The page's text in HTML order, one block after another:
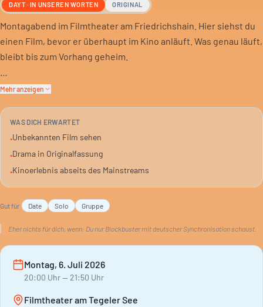
DAYT · IN UNSEREN WORTEN ORIGINAL
Montagabend im Filmtheater am Friedrichshain. Hier siehst du
einen Film, bevor er überhaupt im Kino anläuft. Was genau läuft,
bleibt bis zum Vorhang geheim.
Es ist immer ein Drama. Immer in Originalsprache mit
die es vielleicht nicht in den Mainstream schaffen.
Das Filmtheater am Friedrichshain ist ein Klassiker. Klein,
abseits des Blockbuster-Einerleis.
Nimm dir Zeit. Lass dich überraschen. Ein Abend für Cineasten,
die das Unbekannte schätzen.
Mehr anzeigen
WAS DICH ERWARTET
•Unbekannten Film sehen
•Drama in Originalfassung
•Kinoerlebnis abseits des Mainstreams
Gut für Date Solo Gruppe
Eher nichts für dich, wenn: Du nur Blockbuster mit deutscher Synchronisation schaust.
Montag, 6. Juli 2026
20:00 Uhr— 21:50 Uhr
Filmtheater am Tegeler See